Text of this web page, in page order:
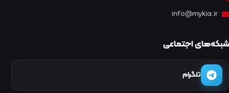
info@mykia.ir
شبکه‌های اجتماعی
تلگرام